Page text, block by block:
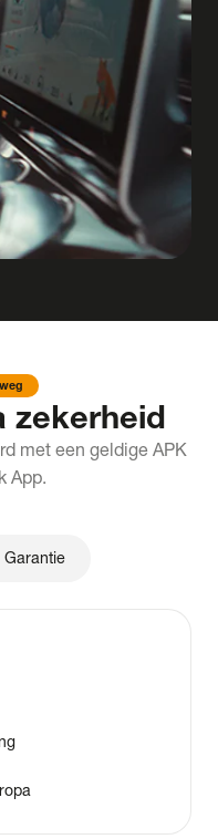
zekerheid
met een geldige APK
App.
Garantie